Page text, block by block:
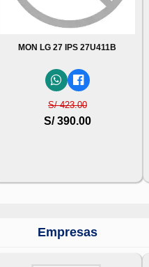
MON LG 27 IPS 27U411B
S/ 423.00
S/ 390.00
Empresas